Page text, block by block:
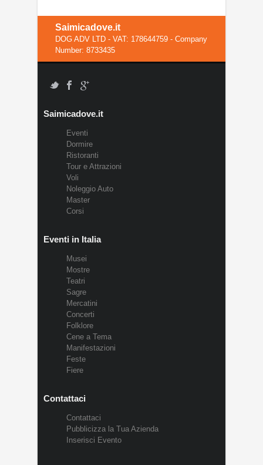
Saimicadove.it
DOG ADV LTD - VAT: 178644759 - Company
Number: 8733435
Saimicadove.it
Eventi
Dormire
Ristoranti
Tour e Attrazioni
Voli
Noleggio Auto
Master
Corsi
Eventi in Italia
Musei
Mostre
Teatri
Sagre
Mercatini
Concerti
Folklore
Cene a Tema
Manifestazioni
Feste
Fiere
Contattaci
Contattaci
Pubblicizza la Tua Azienda
Inserisci Evento